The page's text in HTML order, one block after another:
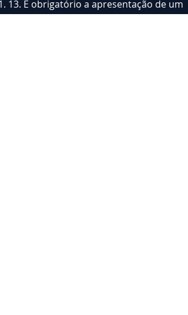
13. É obrigatório a apresentação de um
documento de identificação com